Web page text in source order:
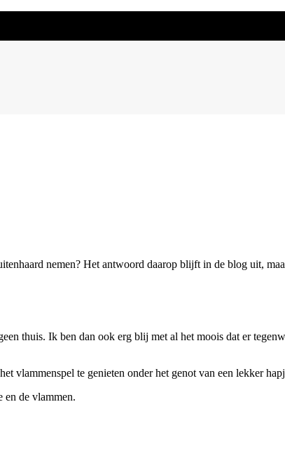
nemen? Het antwoord daarop blijft in de blog uit,
thuis. Ik ben dan ook erg blij met al het moois dat er
vlammenspel te genieten onder het genot van een lekker
en de vlammen.